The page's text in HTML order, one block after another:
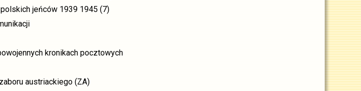
jeńców 1939 1945 (7)
kronikach pocztowych
austriackiego (ZA)